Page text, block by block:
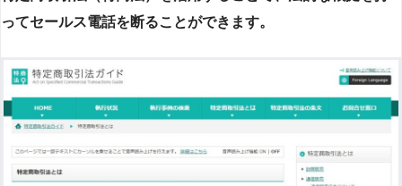
ってセールス電話を断ることができます。